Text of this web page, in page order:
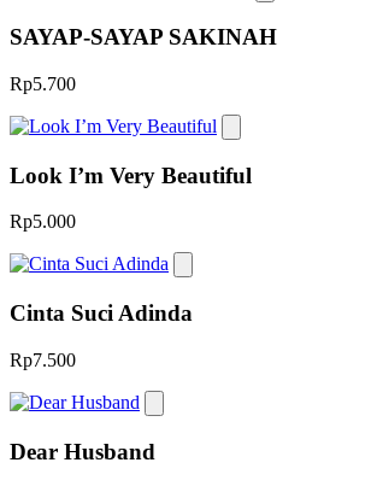
SAYAP-SAYAP SAKINAH
Rp5.700
Look I’m Very Beautiful
Rp5.000
Cinta Suci Adinda
Rp7.500
Dear Husband